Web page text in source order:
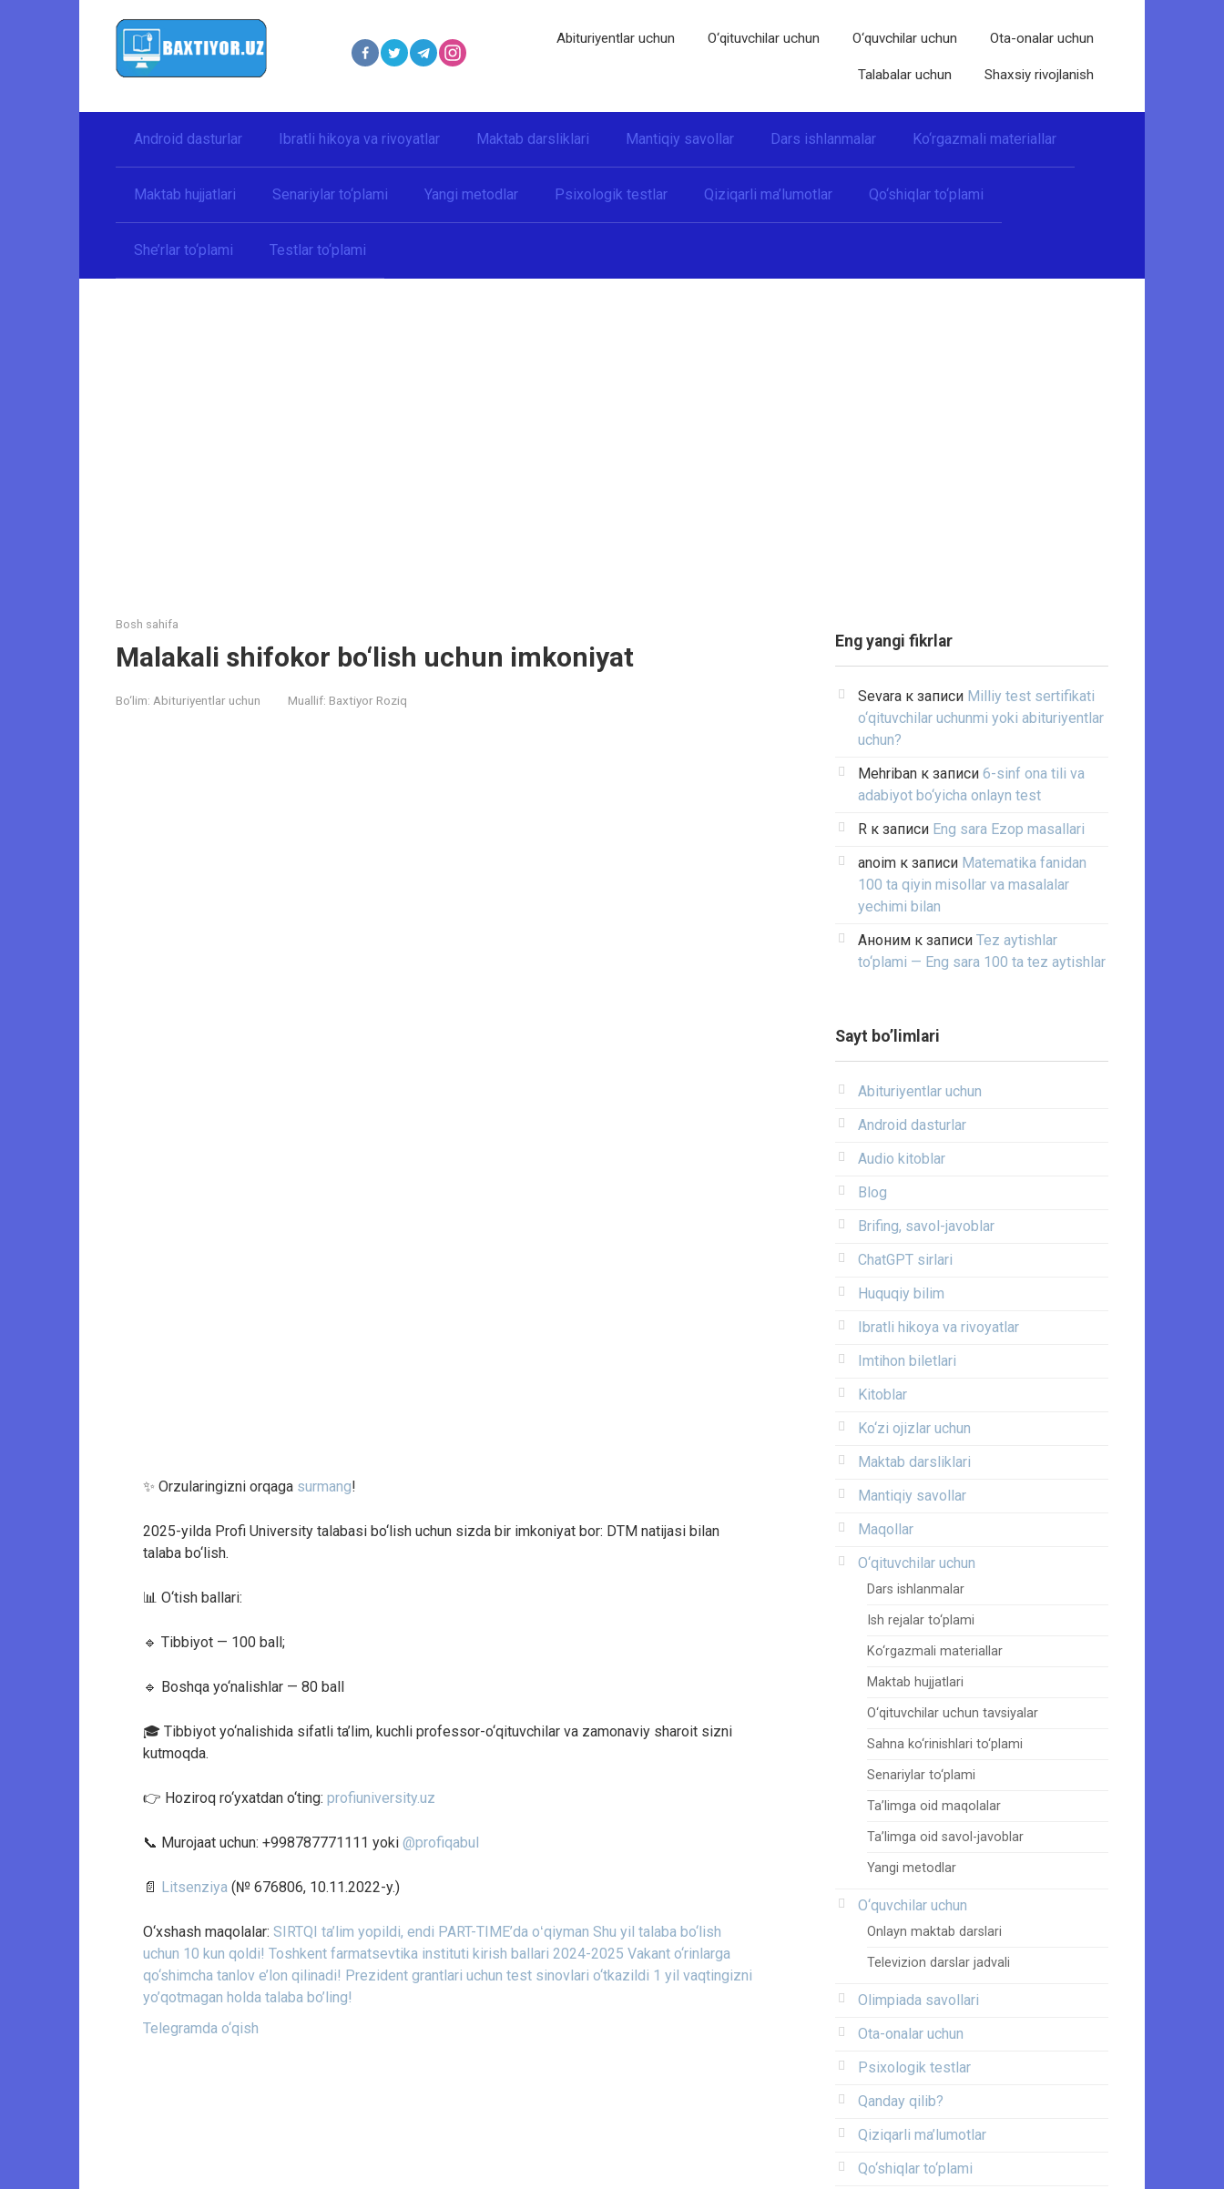
Abituriyentlar uchun O‘qituvchilar uchun O‘quvchilar uchun Ota-onalar uchun
Talabalar uchun Shaxsiy rivojlanish
Android dasturlar Ibratli hikoya va rivoyatlar Maktab darsliklari Mantiqiy savollar Dars ishlanmalar Ko‘rgazmali materiallar
Maktab hujjatlari Senariylar to‘plami Yangi metodlar Psixologik testlar Qiziqarli ma’lumotlar Qo‘shiqlar to‘plami
She’rlar to‘plami Testlar to‘plami
Bosh sahifa
Malakali shifokor bo‘lish uchun imkoniyat
Bo‘lim: Abituriyentlar uchun Muallif: Baxtiyor Roziq
✨ Orzularingizni orqaga surmang!
2025-yilda Profi University talabasi bo‘lish uchun sizda bir imkoniyat bor: DTM natijasi bilan
talaba bo‘lish.
📊 O‘tish ballari:
🔹 Tibbiyot — 100 ball;
🔹 Boshqa yo‘nalishlar — 80 ball
🎓 Tibbiyot yo‘nalishida sifatli ta’lim, kuchli professor-o‘qituvchilar va zamonaviy sharoit sizni
kutmoqda.
👉 Hoziroq ro‘yxatdan o‘ting: profiuniversity.uz
📞 Murojaat uchun: +998787771111 yoki @profiqabul
📄 Litsenziya (№ 676806, 10.11.2022-y.)
O‘xshash maqolalar: SIRTQI ta’lim yopildi, endi PART-TIME’da oʻqiyman Shu yil talaba bo‘lish
uchun 10 kun qoldi! Toshkent farmatsevtika instituti kirish ballari 2024-2025 Vakant o‘rinlarga
qo‘shimcha tanlov e’lon qilinadi! Prezident grantlari uchun test sinovlari o‘tkazildi 1 yil vaqtingizni
yo’qotmagan holda talaba bo’ling!
Telegramda o‘qish
Eng yangi fikrlar
Sevara к записи Milliy test sertifikati
o‘qituvchilar uchunmi yoki abituriyentlar
uchun?
Mehriban к записи 6-sinf ona tili va
adabiyot bo‘yicha onlayn test
R к записи Eng sara Ezop masallari
anoim к записи Matematika fanidan
100 ta qiyin misollar va masalalar
yechimi bilan
Аноним к записи Tez aytishlar
to‘plami — Eng sara 100 ta tez aytishlar
Sayt bo’limlari
Abituriyentlar uchun
Android dasturlar
Audio kitoblar
Blog
Brifing, savol-javoblar
ChatGPT sirlari
Huquqiy bilim
Ibratli hikoya va rivoyatlar
Imtihon biletlari
Kitoblar
Ko‘zi ojizlar uchun
Maktab darsliklari
Mantiqiy savollar
Maqollar
O‘qituvchilar uchun
Dars ishlanmalar
Ish rejalar to‘plami
Ko‘rgazmali materiallar
Maktab hujjatlari
O‘qituvchilar uchun tavsiyalar
Sahna ko‘rinishlari to‘plami
Senariylar to‘plami
Ta’limga oid maqolalar
Ta’limga oid savol-javoblar
Yangi metodlar
O‘quvchilar uchun
Onlayn maktab darslari
Televizion darslar jadvali
Olimpiada savollari
Ota-onalar uchun
Psixologik testlar
Qanday qilib?
Qiziqarli ma’lumotlar
Qo‘shiqlar to‘plami